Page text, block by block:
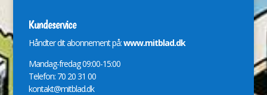
Kundeservice
Håndter dit abonnement på:www.mitblad.dk
Mandag-fredag 09:00-15:00
Telefon: 70 20 31 00
kontakt@mitblad.dk